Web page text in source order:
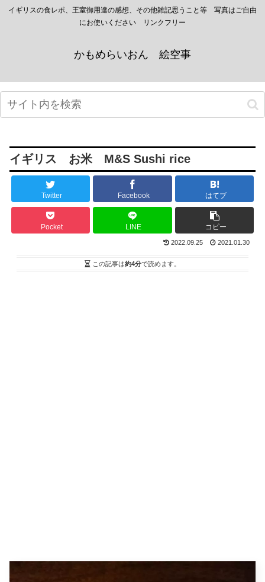
イギリスの食レポ、王室御用達の感想、その他雑記思うこと等 写真はご自由
にお使いください リンクフリー
かもめらいおん 絵空事
イギリス お米 M&S Sushi rice
Twitter Facebook はてブ
Pocket LINE コピー
2022.09.25 2021.01.30
この記事は約4分で読めます。